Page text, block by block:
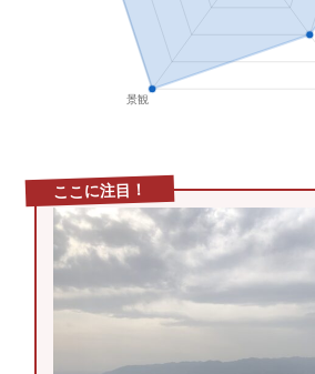
ここに注目！